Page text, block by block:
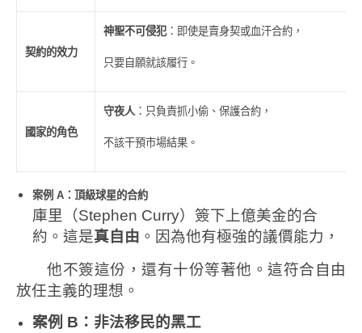
契約的效力
神聖不可侵犯：即使是賣身契或血汗合約，
只要自願就該履行。
國家的角色
守夜人 ：只負責抓小偷、保護合約，
不該干預市場結果。
案例 A ：頂級球星的合約
庫里（Stephen Curry）簽下上億美金的合
約。這是真自由 。因為他有極強的議價能力，
他不簽這份，還有十份等著他。這符合自由
放任主義的理想。
案例 B ：非法移民的黑工